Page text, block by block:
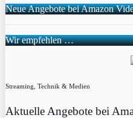
Neue Angebote bei Amazon
Wir empfehlen …
Streaming, Technik & Medien
Aktuelle Angebote bei